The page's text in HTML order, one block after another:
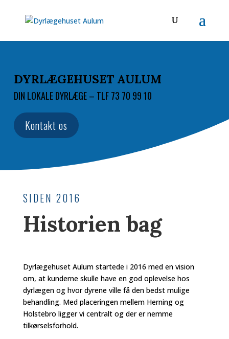
DYRLÆGEHUSET AULUM
DIN LOKALE DYRLÆGE – TLF 73 70 99 10
Kontakt os
SIDEN 2016
Historien bag
Dyrlægehuset Aulum startede i 2016 med en vision
om, at kunderne skulle have en god oplevelse hos
dyrlægen og hvor dyrene ville få den bedst mulige
behandling. Med placeringen mellem Herning og
Holstebro ligger vi centralt og der er nemme
tilkørselsforhold.